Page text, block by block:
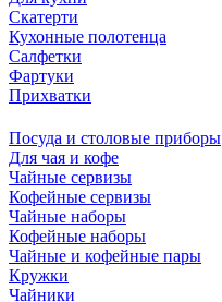
Скатерти
Кухонные полотенца
Салфетки
Фартуки
Прихватки
Посуда и столовые приборы
Для чая и кофе
Чайные сервизы
Кофейные сервизы
Чайные наборы
Кофейные наборы
Чайные и кофейные пары
Кружки
Чайники